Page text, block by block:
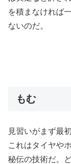
を積まなければ
ないのだ。
もむ
見習いがまず最
これはタイヤや
秘伝の技術だ。